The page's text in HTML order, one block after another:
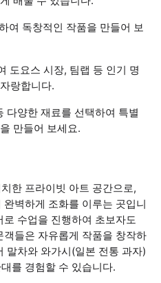
여 독창적인 작품을 만들어 보
도요스 시장, 팀랩 등 인기 명
랑합니다.
다양한 재료를 선택하여 특별
만들어 보세요.
한 프라이빗 아트 공간으로,
벽하게 조화를 이루는 곳입니
수업을 진행하여 초보자도
들은 자유롭게 작품을 창작하
말차와 와가시(일본 전통 과자)
를 경험할 수 있습니다.